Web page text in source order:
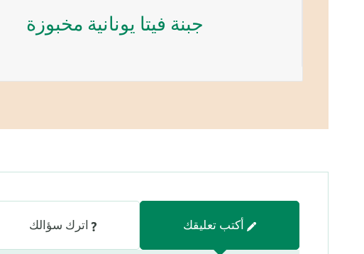
جبنة فيتا يونانية مخبوزة
أكتب تعليقك اترك سؤالك